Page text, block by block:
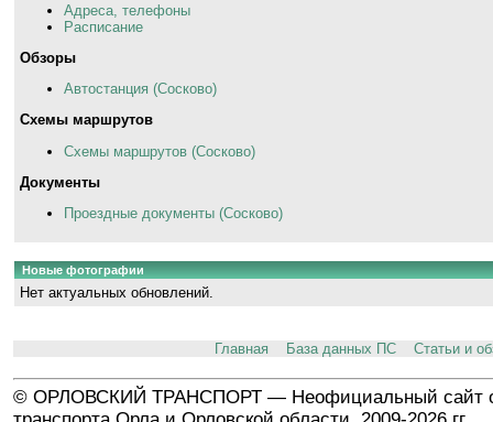
Адреса, телефоны
Расписание
Обзоры
Автостанция (Сосково)
Схемы маршрутов
Схемы маршрутов (Сосково)
Документы
Проездные документы (Сосково)
Новые фотографии
Нет актуальных обновлений.
Главная База данных ПС Статьи и
© ОРЛОВСКИЙ ТРАНСПОРТ — Неофициальный сайт